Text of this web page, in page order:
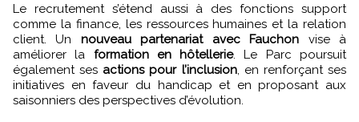
Le recrutement s’étend aussi à des fonctions support
comme la finance, les ressources humaines et la relation
client. Un nouveau partenariat avec Fauchon vise à
améliorer la formation en hôtellerie. Le Parc poursuit
également ses actions pour l’inclusion, en renforçant ses
initiatives en faveur du handicap et en proposant aux
saisonniers des perspectives d’évolution.